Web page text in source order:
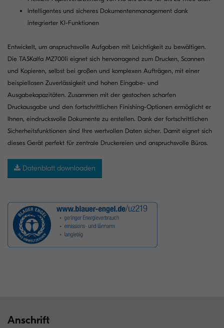
Intelligentes und sicheres Dokumentenmanagement dank
integrierter KI-Funktionen
Entwickelt, um anspruchsvolle Aufgaben mit Leichtigkeit zu bewältigen.
Die TASKalfa MZ7001i eignet sich hervorragend zum Drucken, Scannen
und Kopieren, selbst bei großen und komplexen Aufträgen, mit einer
beispiellosen Zuverlässigkeit und hohen Eingabe- und
Ausgabekapazitäten. Zusammen mit der gestochen scharfen
Druckausgabe und den fortschrittlichen Finishing-Optionen ermöglicht er
Ihnen, eindrucksvolle Dokumente zu erstellen. Dank der fortschrittlichen
Sicherheitsfunktionen sind Ihre wertvollen Daten sicher. Damit eignet sich
dieses Gerät perfekt für zentrale Druckereien und anspruchsvolle Büros.
Datenblatt downloaden
Anschrift